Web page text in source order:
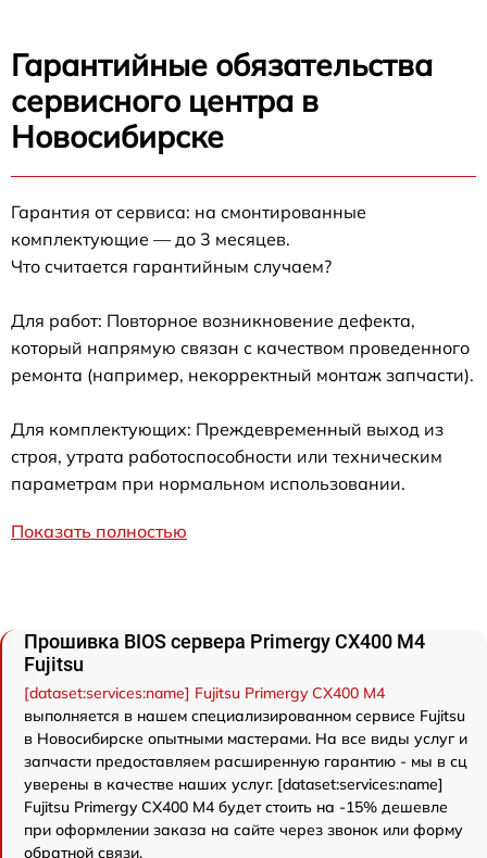
Гарантийные обязательства
сервисного центра в
Новосибирске
Гарантия от сервиса: на смонтированные
комплектующие — до 3 месяцев.
Что считается гарантийным случаем?
Для работ: Повторное возникновение дефекта,
который напрямую связан с качеством проведенного
ремонта (например, некорректный монтаж запчасти).
Для комплектующих: Преждевременный выход из
строя, утрата работоспособности или техническим
параметрам при нормальном использовании.
Показать полностью
Прошивка BIOS сервера Primergy CX400 M4
Fujitsu
[dataset:services:name] Fujitsu Primergy CX400 M4
выполняется в нашем специализированном сервисе Fujitsu
в Новосибирске опытными мастерами. На все виды услуг и
запчасти предоставляем расширенную гарантию - мы в сц
уверены в качестве наших услуг. [dataset:services:name]
Fujitsu Primergy CX400 M4 будет стоить на -15% дешевле
при оформлении заказа на сайте через звонок или форму
обратной связи.